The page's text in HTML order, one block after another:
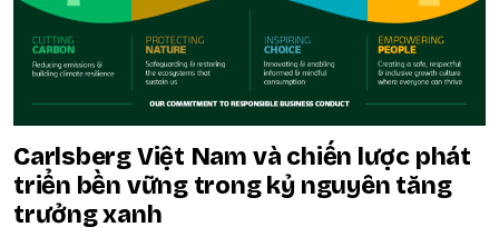
Carlsberg Việt Nam và chiến lược phát
triển bền vững trong kỷ nguyên tăng
trưởng xanh